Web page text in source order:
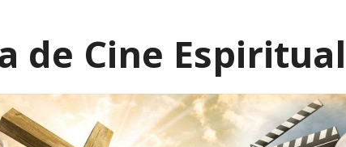
de Cine Espiritual